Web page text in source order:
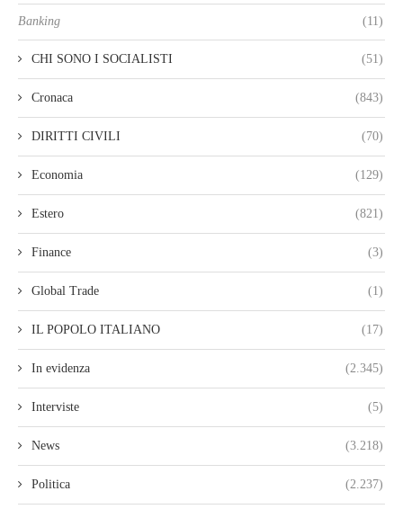
Banking (11)
CHI SONO I SOCIALISTI (51)
Cronaca (843)
DIRITTI CIVILI (70)
Economia (129)
Estero (821)
Finance (3)
Global Trade (1)
IL POPOLO ITALIANO (17)
In evidenza (2.345)
Interviste (5)
News (3.218)
Politica (2.237)